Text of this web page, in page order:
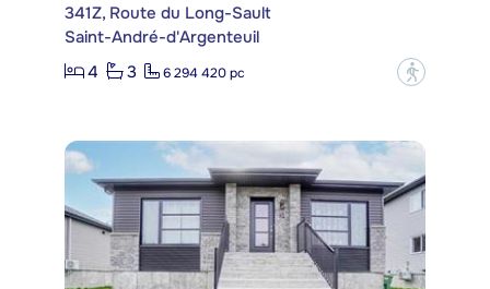
341Z, Route du Long-Sault
Saint-André-d'Argenteuil
4
3 6 294 420 pc ?